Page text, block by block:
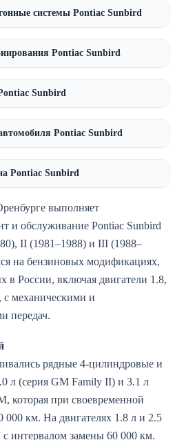
системы Pontiac Sunbird
Pontiac Sunbird
Sunbird
Pontiac Sunbird
Pontiac Sunbird
выполняет
и обслуживание Pontiac Sunbird
II (1981–1988) и III (1988–
на бензиновых модификациях,
в России, включая двигатели 1.8,
с механическими и
передач.
рядные 4-цилиндровые и
л (серия GM Family II) и 3.1 л
которая при своевременной
000 км. На двигателях 1.8 л и 2.5
интервалом замены 60 000 км.